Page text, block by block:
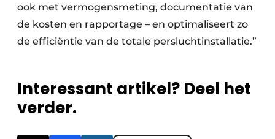
ook met vermogensmeting, documentatie van
de kosten en rapportage – en optimaliseert zo
de efficiëntie van de totale persluchtinstallatie.”
Interessant artikel? Deel het
verder.